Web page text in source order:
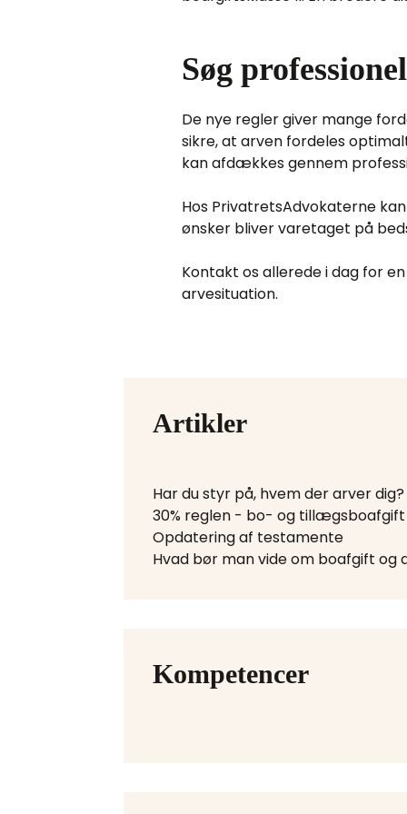
Søg
De nye regler giver mange
sikre, at arven fordeles
kan afdækkes gennem
Hos PrivatretsAdvokaterne
ønsker bliver varetaget på
Kontakt os allerede i dag for
arvesituation.
Artikler
Har du styr på, hvem der arver dig?
30% reglen - bo- og tillægsboafgift
Opdatering af testamente
Hvad bør man vide om boafgift og
Kompetencer